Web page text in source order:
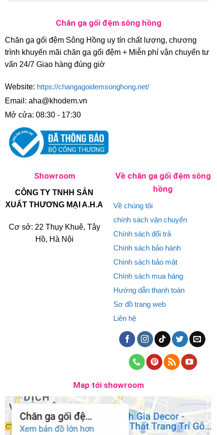
Chăn ga gối đệm sông hồng
Chăn ga gối đệm Sông Hồng uy tín chất lượng, chương
trình khuyến mãi chăn ga gối đệm + Miễn phí vận chuyển tư
vấn 24/7 Giao hàng đúng giờ
Website: https://changagoidemsonghong.net/
Email: aha@khodem.vn
Mở cửa: 08:30 - 17:30
Showroom
CÔNG TY TNHH SẢN
XUẤT THƯƠNG MẠI A.H.A
Cơ sở: 22 Thụy Khuê, Tây
Hồ, Hà Nội
Về chăn ga gối đệm sông
hồng
Về chúng tôi
chính sách vận chuyển
Chính sách đổi trả
Chính sách bảo hành
Chính sách bảo mật
Chính sách mua hàng
Hướng dẫn thanh toán
Sơ đồ trang web
Liên hệ
Map tới showroom